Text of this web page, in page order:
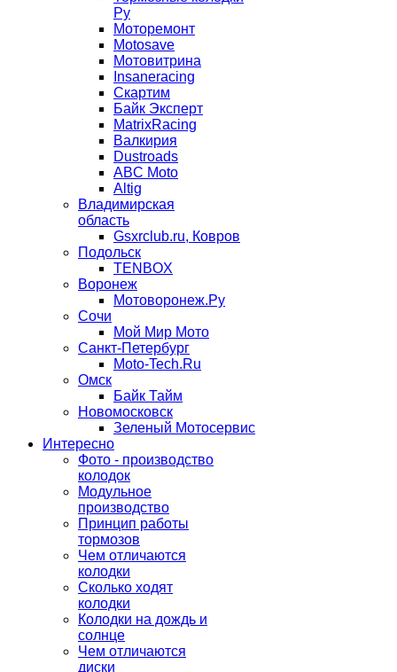
Ру
Моторемонт
Motosave
Мотовитрина
Insaneracing
Скартим
Байк Эксперт
MatrixRacing
Валкирия
Dustroads
ABC Moto
Altig
Владимирская
область
Gsxrclub.ru, Ковров
Подольск
TENBOX
Воронеж
Мотоворонеж.Ру
Сочи
Мой Мир Мото
Санкт-Петербург
Moto-Tech.Ru
Омск
Байк Тайм
Новомосковск
Зеленый Мотосервис
Интересно
Фото - производство
колодок
Модульное
производство
Принцип работы
тормозов
Чем отличаются
колодки
Сколько ходят
колодки
Колодки на дождь и
солнце
Чем отличаются
диски